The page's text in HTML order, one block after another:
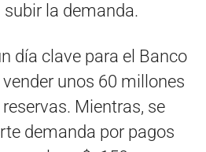
la demanda.
día clave para el Banco
unos 60 millones
Mientras, se
demanda por pagos